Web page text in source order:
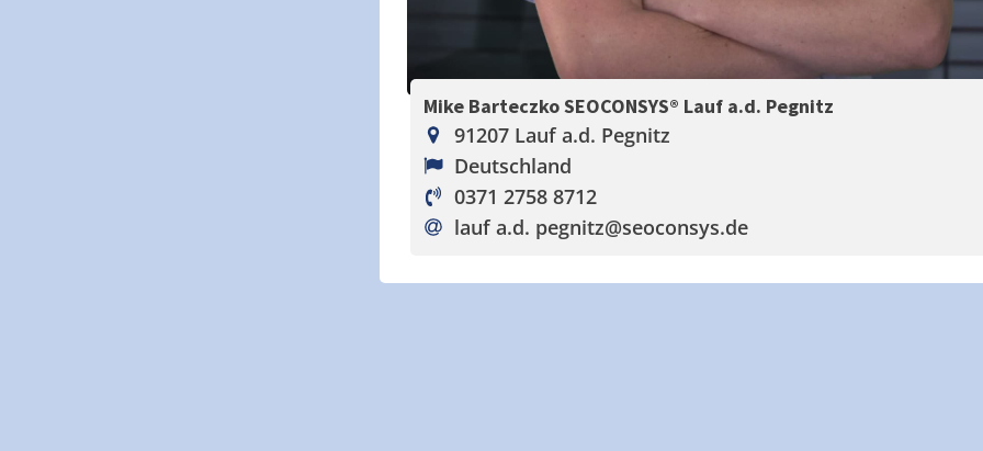
Mike Barteczko SEOCONSYS® Lauf a.d. Pegnitz
91207 Lauf a.d. Pegnitz
Deutschland
0371 2758 8712
lauf a.d. pegnitz@seoconsys.de